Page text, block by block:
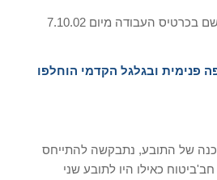
בכרטיס העבודה מיום 7.10.02
פנימית ובגלגל הקדמי הוחלפו
של התובע, נתבקשה להתייחס
חב'ביטוח כאילו היו לתובע שני